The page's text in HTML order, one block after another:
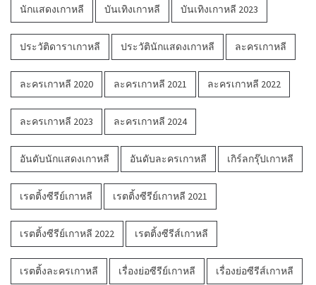
นักแสดงเกาหลี บันเทิงเกาหลี บันเทิงเกาหลี 2023
ประวัติดาราเกาหลี ประวัตินักแสดงเกาหลี ละครเกาหลี
ละครเกาหลี 2020 ละครเกาหลี 2021 ละครเกาหลี 2022
ละครเกาหลี 2023 ละครเกาหลี 2024
อันดับนักแสดงเกาหลี อันดับละครเกาหลี เกิร์ลกรุ๊ปเกาหลี
เรตติ้งซีรีย์เกาหลี เรตติ้งซีรีย์เกาหลี 2021
เรตติ้งซีรีย์เกาหลี 2022 เรตติ้งซีรีส์เกาหลี
เรตติ้งละครเกาหลี เรื่องย่อซีรีย์เกาหลี เรื่องย่อซีรีส์เกาหลี